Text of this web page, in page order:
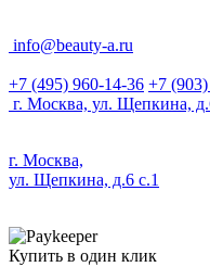
info@beauty-a.ru
+7 (495) 960-14-36 +7
г. Москва, ул. Щепкина,
г. Москва,
ул. Щепкина, д.6 с.1
Купить в один клик